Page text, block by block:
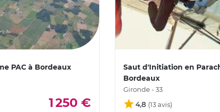
PAC à Bordeaux
1 250 €
Saut d'Initiation en
Bordeaux
Gironde - 33
4,8